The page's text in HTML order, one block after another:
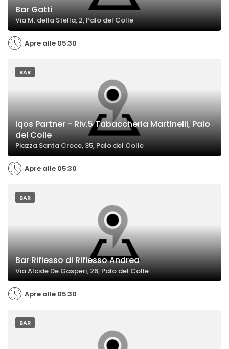
Bar Gatti
Via M. della Stella, 2, Palo del Colle
Apre alle 05:30
BAR
Iqos Partner - Riv.5 Tabaccheria Martinelli, Palo
del Colle
Piazza Santa Croce, 35, Palo del Colle
Apre alle 05:30
BAR
Bar Riflesso di Riflesso Andrea
Via Alcide De Gasperi, 26, Palo del Colle
Apre alle 05:30
BAR